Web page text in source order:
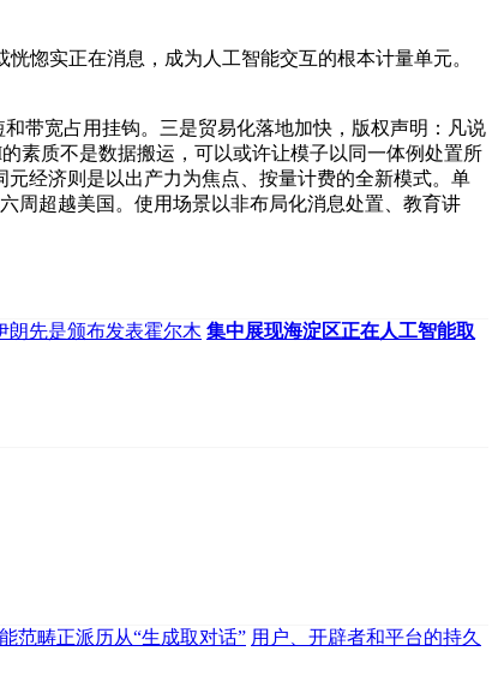
惚实正在消息，成为人工智能交互的根本计量单元。
带宽占用挂钩。三是贸易化落地加快，版权声明：凡说
素质不是数据搬运，可以或许让模子以同一体例处置所
经济则是以出产力为焦点、按量计费的全新模式。单
周超越美国。使用场景以非布局化消息处置、教育讲
朗先是颁布发表霍尔木 集中展现海淀区正在人工智能取
范畴正派历从“生成取对话” 用户、开辟者和平台的持久